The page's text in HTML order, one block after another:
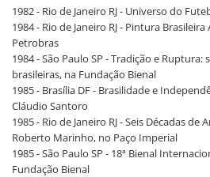
1982 - Rio de Janeiro RJ - Universo do
1984 - Rio de Janeiro RJ - Pintura
Petrobras
1984 - São Paulo SP - Tradição e
brasileiras, na Fundação Bienal
1985 - Brasília DF - Brasilidade e
Cláudio Santoro
1985 - Rio de Janeiro RJ - Seis Décadas de
Roberto Marinho, no Paço Imperial
1985 - São Paulo SP - 18ª Bienal
Fundação Bienal